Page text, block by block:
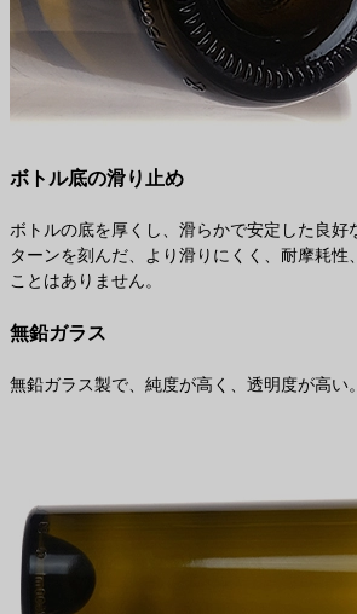
ボトル底の滑り止め
ボトルの底を厚くし、滑らかで安定した良好
ターンを刻んだ、より滑りにくく、耐摩耗性
ことはありません。
無鉛ガラス
無鉛ガラス製で、純度が高く、透明度が高い。